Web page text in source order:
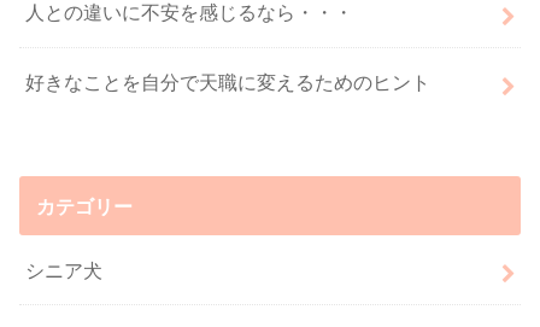
人との違いに不安を感じるなら・・・
好きなことを自分で天職に変えるためのヒント
カテゴリー
シニア犬